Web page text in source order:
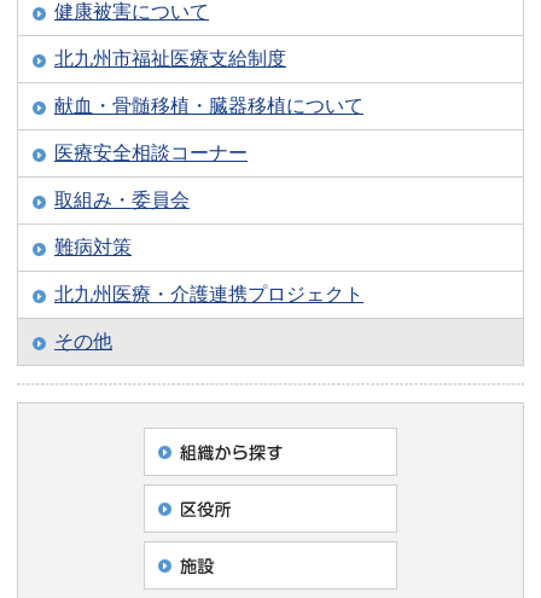
健康被害について
北九州市福祉医療支給制度
献血・骨髄移植・臓器移植について
医療安全相談コーナー
取組み・委員会
難病対策
北九州医療・介護連携プロジェクト
その他